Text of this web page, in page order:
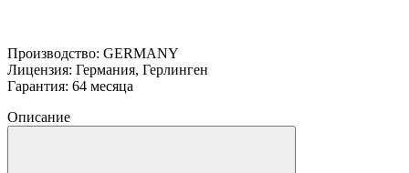
Производство: GERMANY
Лицензия: Германия, Герлинген
Гарантия: 64 месяца
Описание